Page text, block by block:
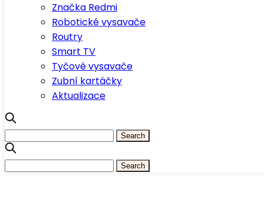
Značka Redmi
Robotické vysavače
Routry
Smart TV
Tyčové vysavače
Zubní kartáčky
Aktualizace